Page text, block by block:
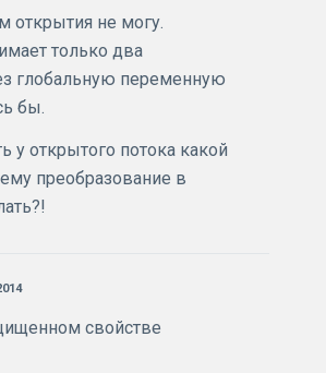
открытия не могу.
только два
глобальную переменную
бы.
открытого потока какой
преобразование в
свойстве